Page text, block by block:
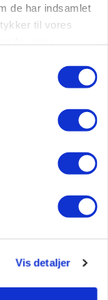
de har indsamlet
til vores
Vis detaljer
03. aug.